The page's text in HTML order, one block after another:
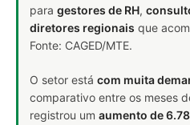
para gestores de RH,
diretores regionais que
Fonte: CAGED/MTE.
O setor está com muita
comparativo entre os meses
registrou um aumento de